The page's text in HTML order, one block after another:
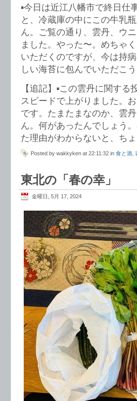
▪️今日は近江八幡市で終日仕
と、冷蔵庫の中にこの牛乳
ん。ご覧の通り、雲丹、ウ
ました。やった〜。めちゃ
いただくのですが、今は持
しい海苔に包んでいただこ
【追記】▪️この雲丹に関す
スピードで上がりました。
です。たまたまなのか、雲
ん。何があったんでしょう
た理由がわからないと、ち
Posted by wakkyken at 22:11:32 in 食と酒
東北の「春の幸」
金曜日, 5月 17, 2024